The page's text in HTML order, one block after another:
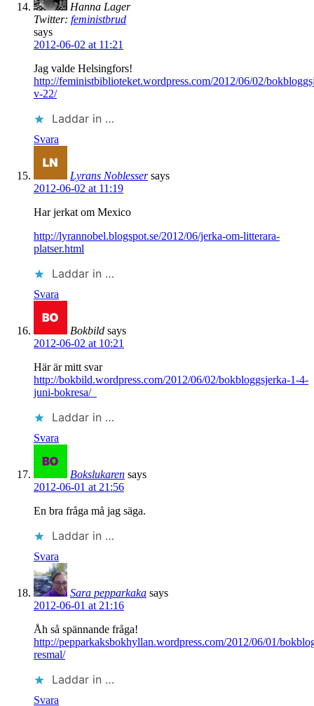
Hanna Lager
Twitter: feministbrud
says
2012-06-02 at 11:21
Jag valde Helsingfors!
http://feministbiblioteket.wordpress.com/2012/06/02/
v-22/
Laddar in …
Svara
Lyrans Noblesser says
2012-06-02 at 11:19
Har jerkat om Mexico
http://lyrannobel.blogspot.se/2012/06/jerka-om-litterara-
platser.html
Laddar in …
Svara
Bokbild says
2012-06-02 at 10:21
Här är mitt svar
http://bokbild.wordpress.com/2012/06/02/bokbloggsjerka-1-4-
juni-bokresa/
Laddar in …
Svara
Bokslukaren says
2012-06-01 at 21:56
En bra fråga må jag säga.
Laddar in …
Svara
Sara pepparkaka says
2012-06-01 at 21:16
Åh så spännande fråga!
http://pepparkaksbokhyllan.wordpress.com/2012/06/01/
resmal/
Laddar in …
Svara